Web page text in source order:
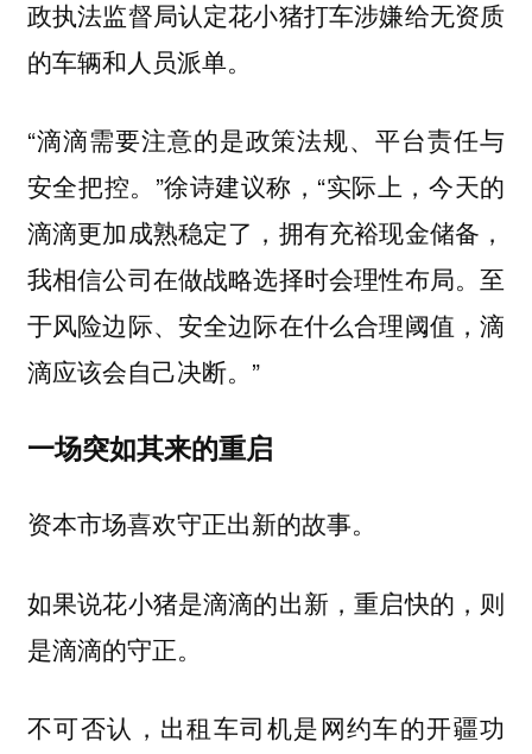
政执法监督局认定花小猪打车涉嫌给无资质
的车辆和人员派单。
“滴滴需要注意的是政策法规、平台责任与
安全把控。”徐诗建议称，“实际上，今天的
滴滴更加成熟稳定了，拥有充裕现金储备，
我相信公司在做战略选择时会理性布局。至
于风险边际、安全边际在什么合理阈值，滴
滴应该会自己决断。”
一场突如其来的重启
资本市场喜欢守正出新的故事。
如果说花小猪是滴滴的出新，重启快的，则
是滴滴的守正。
不可否认，出租车司机是网约车的开疆功